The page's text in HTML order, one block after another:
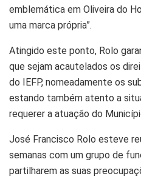
emblemática em Oliveira do
uma marca própria”.
Atingido este ponto, Rolo
que sejam acautelados os
do IEFP, nomeadamente os
estando também atento a
requerer a atuação do
José Francisco Rolo esteve
semanas com um grupo de
partilharem as suas